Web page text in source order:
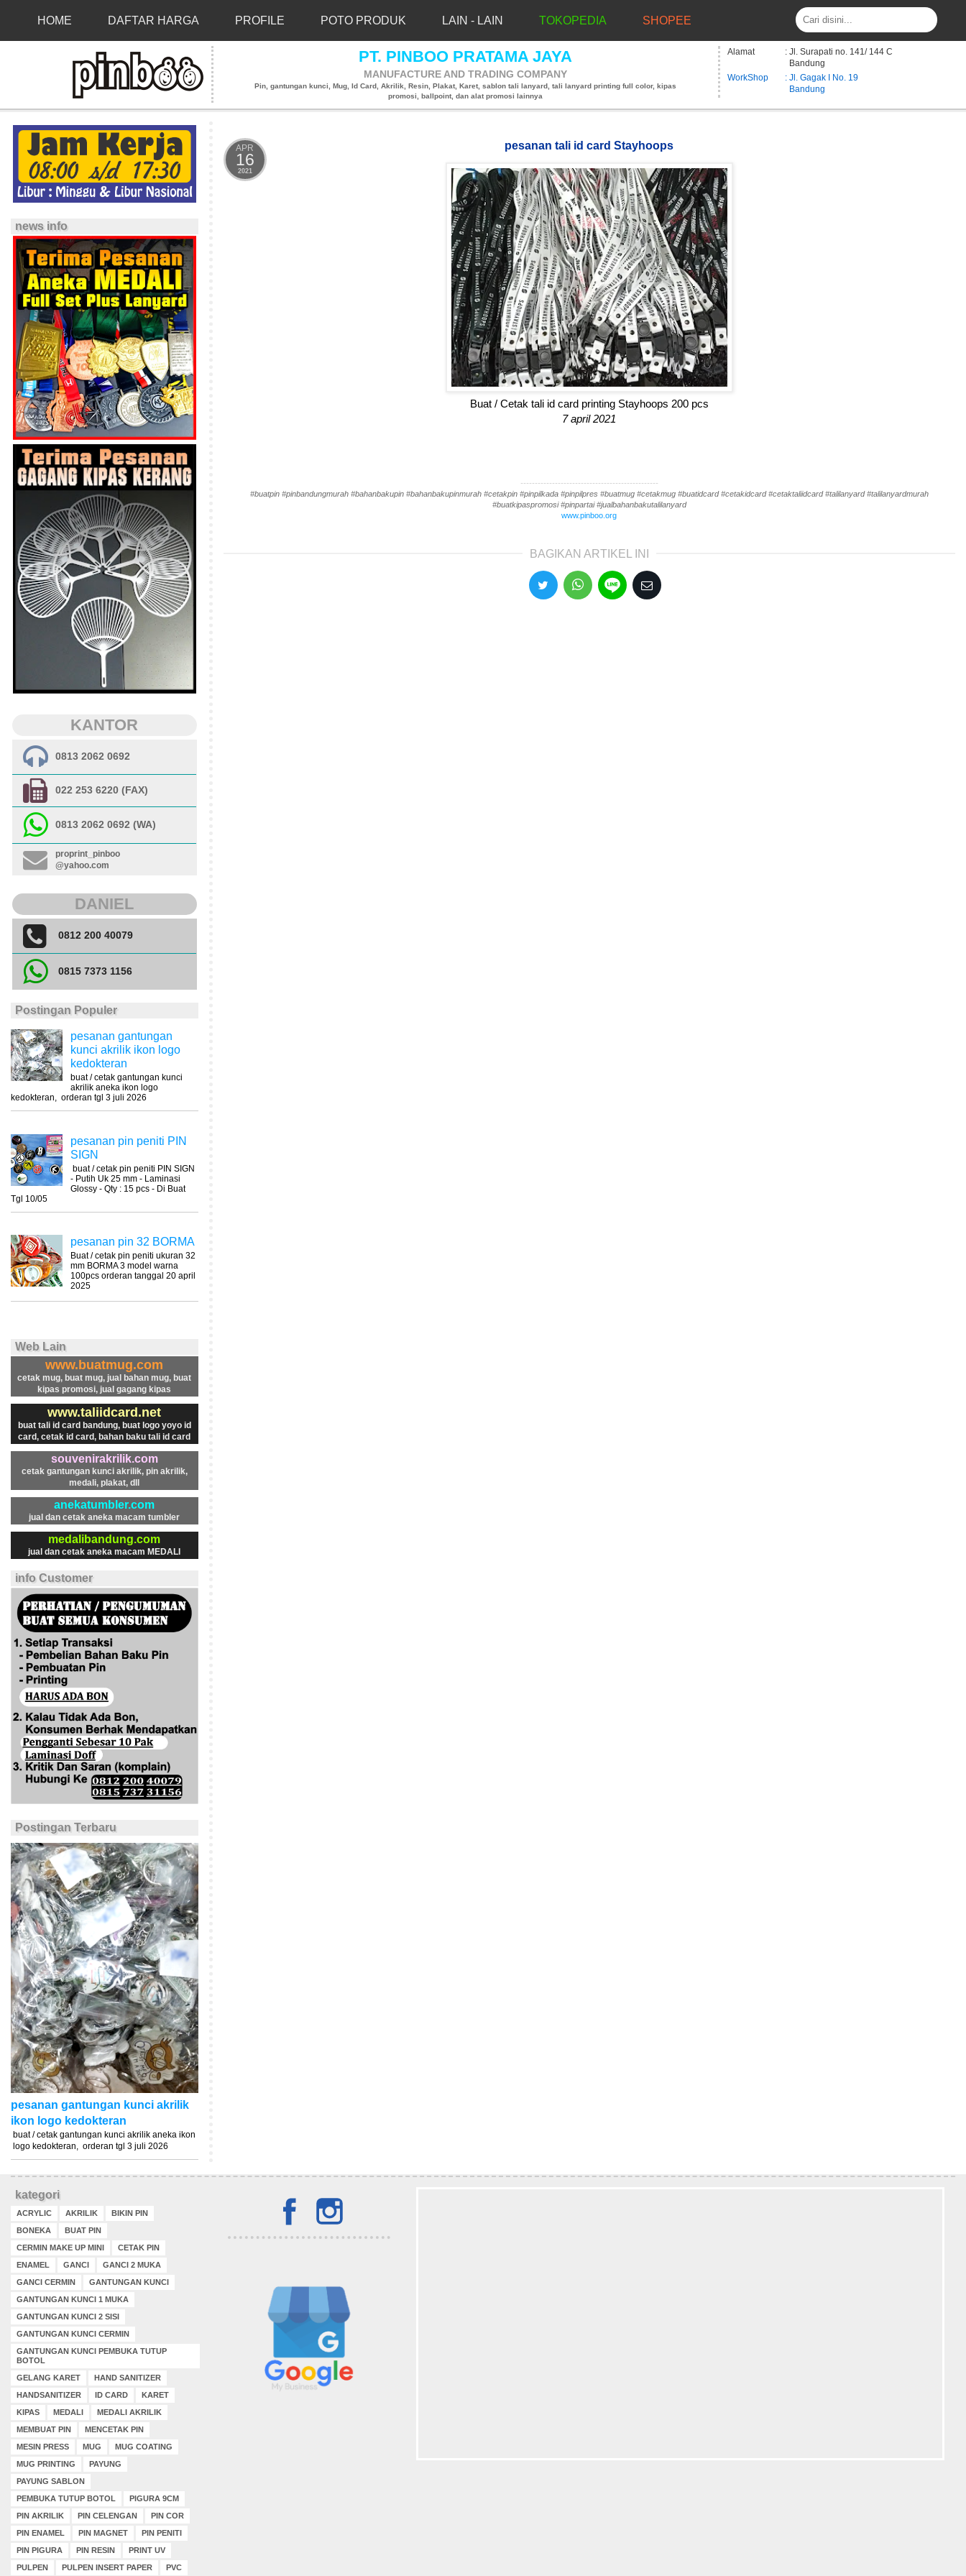
HOME DAFTAR HARGA PROFILE POTO PRODUK LAIN - LAIN TOKOPEDIA SHOPEE
PT. PINBOO PRATAMA JAYA
MANUFACTURE AND TRADING COMPANY
Pin, gantungan kunci, Mug, Id Card, Akrilik, Resin, Plakat, Karet, sablon tali lanyard, tali lanyard printing full color, kipas
promosi, ballpoint, dan alat promosi lainnya
Alamat
: Jl. Surapati no. 141/ 144 C
Bandung
WorkShop
: Jl. Gagak I No. 19
Bandung
news info
KANTOR
0813 2062 0692
022 253 6220 (FAX)
0813 2062 0692 (WA)
proprint_pinboo
@yahoo.com
DANIEL
0812 200 40079
0815 7373 1156
Postingan Populer
pesanan gantungan
kunci akrilik ikon logo
kedokteran
buat / cetak gantungan kunci
akrilik aneka ikon logo
kedokteran, orderan tgl 3 juli 2026
pesanan pin peniti PIN
SIGN
buat / cetak pin peniti PIN SIGN
- Putih Uk 25 mm - Laminasi
Glossy - Qty : 15 pcs - Di Buat
Tgl 10/05
pesanan pin 32 BORMA
Buat / cetak pin peniti ukuran 32
mm BORMA 3 model warna
100pcs orderan tanggal 20 april
2025
Web Lain
www.buatmug.com
cetak mug, buat mug, jual bahan mug, buat
kipas promosi, jual gagang kipas
www.taliidcard.net
buat tali id card bandung, buat logo yoyo id
card, cetak id card, bahan baku tali id card
souvenirakrilik.com
cetak gantungan kunci akrilik, pin akrilik,
medali, plakat, dll
anekatumbler.com
jual dan cetak aneka macam tumbler
medalibandung.com
jual dan cetak aneka macam MEDALI
info Customer
Postingan Terbaru
pesanan gantungan kunci akrilik
ikon logo kedokteran
buat / cetak gantungan kunci akrilik aneka ikon
logo kedokteran, orderan tgl 3 juli 2026
APR
16
2021
pesanan tali id card Stayhoops
Buat / Cetak tali id card printing Stayhoops 200 pcs
7 april 2021
------------------------------------------------
#buatpin #pinbandungmurah #bahanbakupin #bahanbakupinmurah #cetakpin #pinpilkada #pinpilpres #buatmug #cetakmug #buatidcard #cetakidcard #cetaktaliidcard #talilanyard #talilanyardmurah
#buatkipaspromosi #pinpartai #jualbahanbakutalilanyard
www.pinboo.org
BAGIKAN ARTIKEL INI
kategori
ACRYLIC AKRILIK
BIKIN PIN
BONEKA
BUAT PIN
CERMIN MAKE UP MINI
CETAK PIN
ENAMEL
GANCI
GANCI 2 MUKA
GANCI CERMIN
GANTUNGAN KUNCI
GANTUNGAN KUNCI 1 MUKA
GANTUNGAN KUNCI 2 SISI
GANTUNGAN KUNCI CERMIN
GANTUNGAN KUNCI PEMBUKA TUTUP
BOTOL
GELANG KARET
HAND SANITIZER
HANDSANITIZER
ID CARD
KARET
KIPAS
MEDALI
MEDALI AKRILIK
MEMBUAT PIN
MENCETAK PIN
MESIN PRESS
MUG
MUG COATING
MUG PRINTING
PAYUNG
PAYUNG SABLON
PEMBUKA TUTUP BOTOL
PIGURA 9CM
PIN AKRILIK
PIN CELENGAN
PIN COR
PIN ENAMEL
PIN MAGNET
PIN PENITI
PIN PIGURA
PIN RESIN
PRINT UV
PULPEN
PULPEN INSERT PAPER PVC